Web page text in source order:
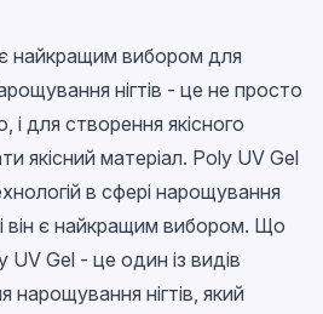
найкращим вибором для
нігтів - це не просто
і для створення якісного
якісний матеріал. Poly UV Gel
в сфері нарощування
він є найкращим вибором. Що
UV Gel - це один із видів
нарощування нігтів, який